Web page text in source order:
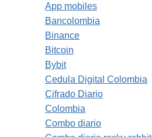
App mobiles
Bancolombia
Binance
Bitcoin
Bybit
Cedula Digital Colombia
Cifrado Diario
Colombia
Combo diario